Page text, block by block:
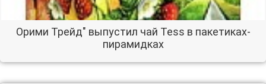
Орими Трейд" выпустил чай Tess в пакетиках-
пирамидках